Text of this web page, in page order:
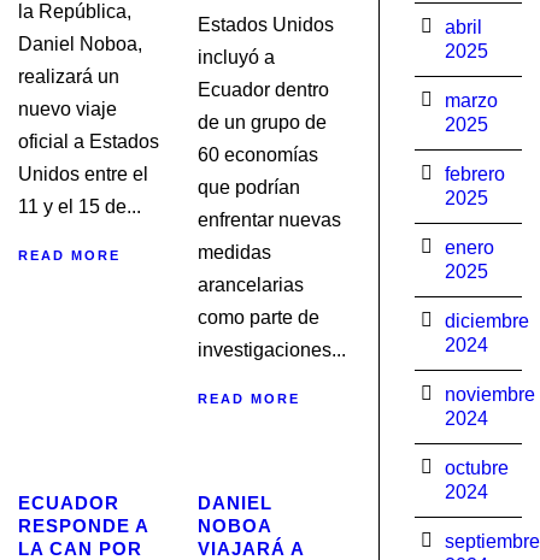
la República,
Daniel Noboa,
realizará un
nuevo viaje
oficial a Estados
Unidos entre el
11 y el 15 de...
READ MORE
Estados Unidos
incluyó a
Ecuador dentro
de un grupo de
60 economías
que podrían
enfrentar nuevas
medidas
arancelarias
como parte de
investigaciones...
READ MORE
ECUADOR
RESPONDE A
LA CAN POR
DANIEL
NOBOA
VIAJARÁ A
abril
2025
marzo
2025
febrero
2025
enero
2025
diciembre
2024
noviembre
2024
octubre
2024
septiembre